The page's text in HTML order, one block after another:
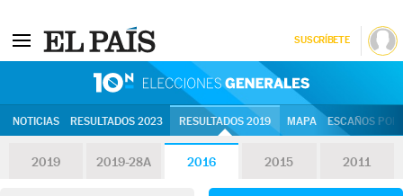
SUSCRÍBETE
NOTICIAS RESULTADOS 2023 RESULTADOS 2019 MAPA ESCAÑOS
2019 2019-28A 2016 2015 2011